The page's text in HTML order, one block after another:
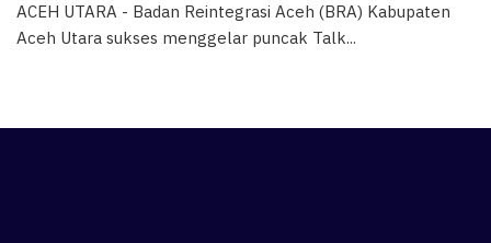
ACEH UTARA - Badan Reintegrasi Aceh (BRA) Kabupaten
Aceh Utara sukses menggelar puncak Talk...